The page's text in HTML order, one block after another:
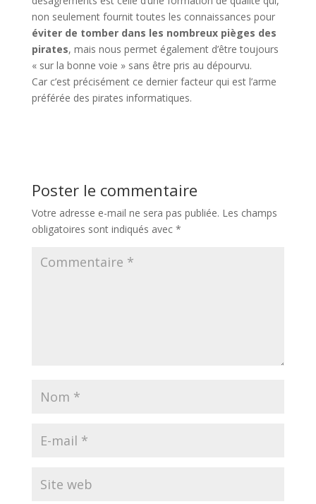
non seulement fournit toutes les connaissances pour
éviter de tomber dans les nombreux pièges des
pirates, mais nous permet également d’être toujours
« sur la bonne voie » sans être pris au dépourvu.
Car c’est précisément ce dernier facteur qui est l’arme
préférée des pirates informatiques.
Poster le commentaire
Votre adresse e-mail ne sera pas publiée. Les champs
obligatoires sont indiqués avec *